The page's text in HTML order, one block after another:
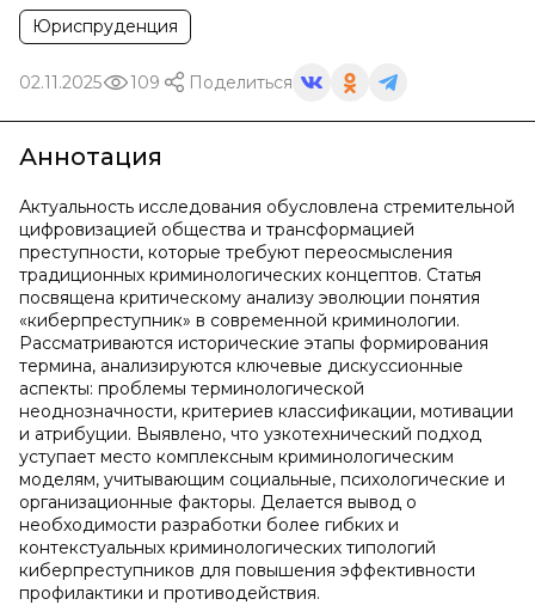
Юриспруденция
02.11.2025 109 Поделиться
Аннотация
Актуальность исследования обусловлена стремительной
цифровизацией общества и трансформацией
преступности, которые требуют переосмысления
традиционных криминологических концептов. Статья
посвящена критическому анализу эволюции понятия
«киберпреступник» в современной криминологии.
Рассматриваются исторические этапы формирования
термина, анализируются ключевые дискуссионные
аспекты: проблемы терминологической
неоднозначности, критериев классификации, мотивации
и атрибуции. Выявлено, что узкотехнический подход
уступает место комплексным криминологическим
моделям, учитывающим социальные, психологические и
организационные факторы. Делается вывод о
необходимости разработки более гибких и
контекстуальных криминологических типологий
киберпреступников для повышения эффективности
профилактики и противодействия.